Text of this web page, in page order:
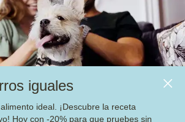
iguales
ideal. ¡Descubre la receta
Hoy con -20% para que pruebes sin